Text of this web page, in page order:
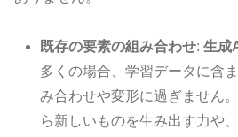
既存の要素の組み合わせ:生成
多くの場合、学習データに含
み合わせや変形に過ぎません
ら新しいものを生み出す力や